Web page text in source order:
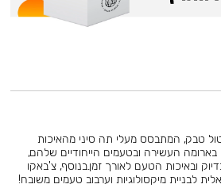
טבק, המתבסס מעלי תה סיני מהאיכות
בארומה העשירה ובטעמים הייחודיים שלהם,
ובאיכות הטעם לאורך זמן.בנוסף, צ'באקו
לבניית מיקסולוגיות וערבוב טעמים משובח!